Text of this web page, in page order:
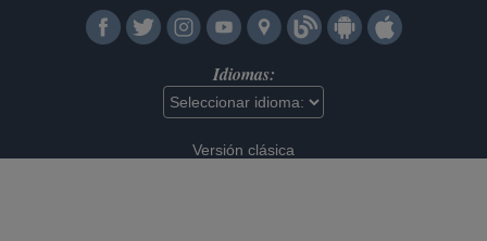
Idiomas:
Versión clásica